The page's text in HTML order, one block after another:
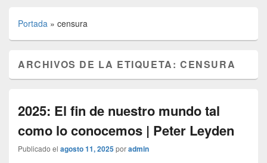
Portada » censura
ARCHIVOS DE LA ETIQUETA:CENSURA
2025: El fin de nuestro mundo tal
como lo conocemos | Peter Leyden
Publicado el agosto 11, 2025poradmin